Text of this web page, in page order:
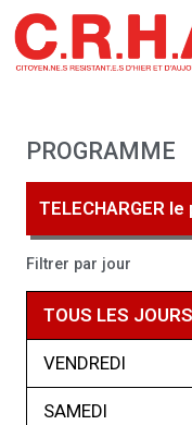
PROGRAMME
TELECHARGER
Filtrer par jour
TOUS LES JOURS
VENDREDI
SAMEDI